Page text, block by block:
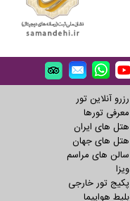
رزرو آنلاین تور
معرفی تورها
هتل های ایران
هتل های جهان
سالن های مراسم
ویزا
پکیج تور خارجی
بلیط هواپیما